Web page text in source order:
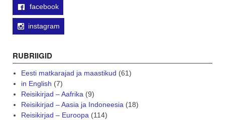
facebook
instagram
RUBRIIGID
Eesti matkarajad ja maastikud (61)
in English (7)
Reisikirjad – Aafrika(9)
Reisikirjad – Aasia ja Indoneesia(18)
Reisikirjad – Euroopa(114)